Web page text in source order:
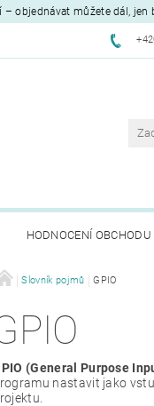
objednávat můžete dál,
HODNOCENÍ OBCHODU
Slovník pojmů GPIO
(General Purpose
nastavit jako